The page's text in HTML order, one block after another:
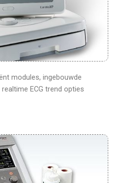
modules, ingebouwde
ECG trend opties